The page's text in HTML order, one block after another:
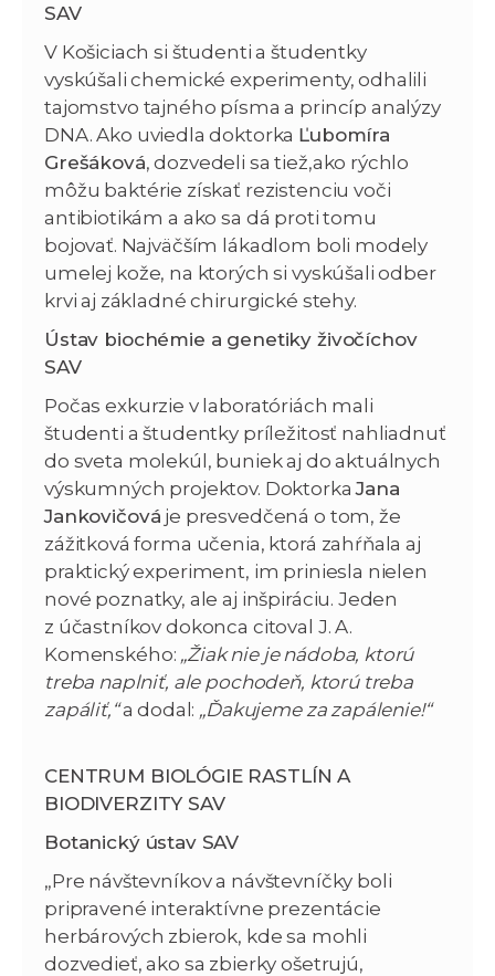
SAV
V Košiciach si študenti a študentky
vyskúšali chemické experimenty, odhalili
tajomstvo tajného písma a princíp analýzy
DNA. Ako uviedla doktorka Ľubomíra
Grešáková, dozvedeli sa tiež,ako rýchlo
môžu baktérie získať rezistenciu voči
antibiotikám a ako sa dá proti tomu
bojovať. Najväčším lákadlom boli modely
umelej kože, na ktorých si vyskúšali odber
krvi aj základné chirurgické stehy.
Ústav biochémie a genetiky živočíchov
SAV
Počas exkurzie v laboratóriách mali
študenti a študentky príležitosť nahliadnuť
do sveta molekúl, buniek aj do aktuálnych
výskumných projektov. DoktorkaJana
Jankovičová je presvedčená o tom, že
zážitková forma učenia, ktorá zahŕňala aj
praktický experiment, im priniesla nielen
nové poznatky, ale aj inšpiráciu. Jeden
z účastníkov dokonca citoval J. A.
Komenského: „Žiak nie je nádoba, ktorú
treba naplniť, ale pochodeň, ktorú treba
zapáliť,“a dodal: „Ďakujeme za zapálenie!“
CENTRUM BIOLÓGIE RASTLÍN A
BIODIVERZITY SAV
Botanický ústav SAV
„Pre návštevníkov a návštevníčky boli
pripravené interaktívne prezentácie
herbárových zbierok, kde sa mohli
dozvedieť, ako sa zbierky ošetrujú,